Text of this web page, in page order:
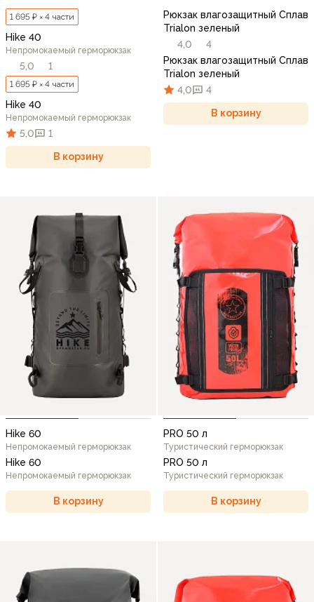
1 695 ₽ × 4 части
Hike 40
Непромокаемый герморюкзак
5,0 1
1 695 ₽ × 4 части
Hike 40
Непромокаемый герморюкзак
5,0 1
В корзину
Рюкзак влагозащитный Сплав
Trialon зеленый
4,0
4
Рюкзак влагозащитный Сплав
Trialon зеленый
4,0
4
В корзину
Hike 60
Непромокаемый герморюкзак
Hike 60
Непромокаемый герморюкзак
В корзину
PRO 50 л
Туристический герморюкзак
PRO 50 л
Туристический герморюкзак
В корзину